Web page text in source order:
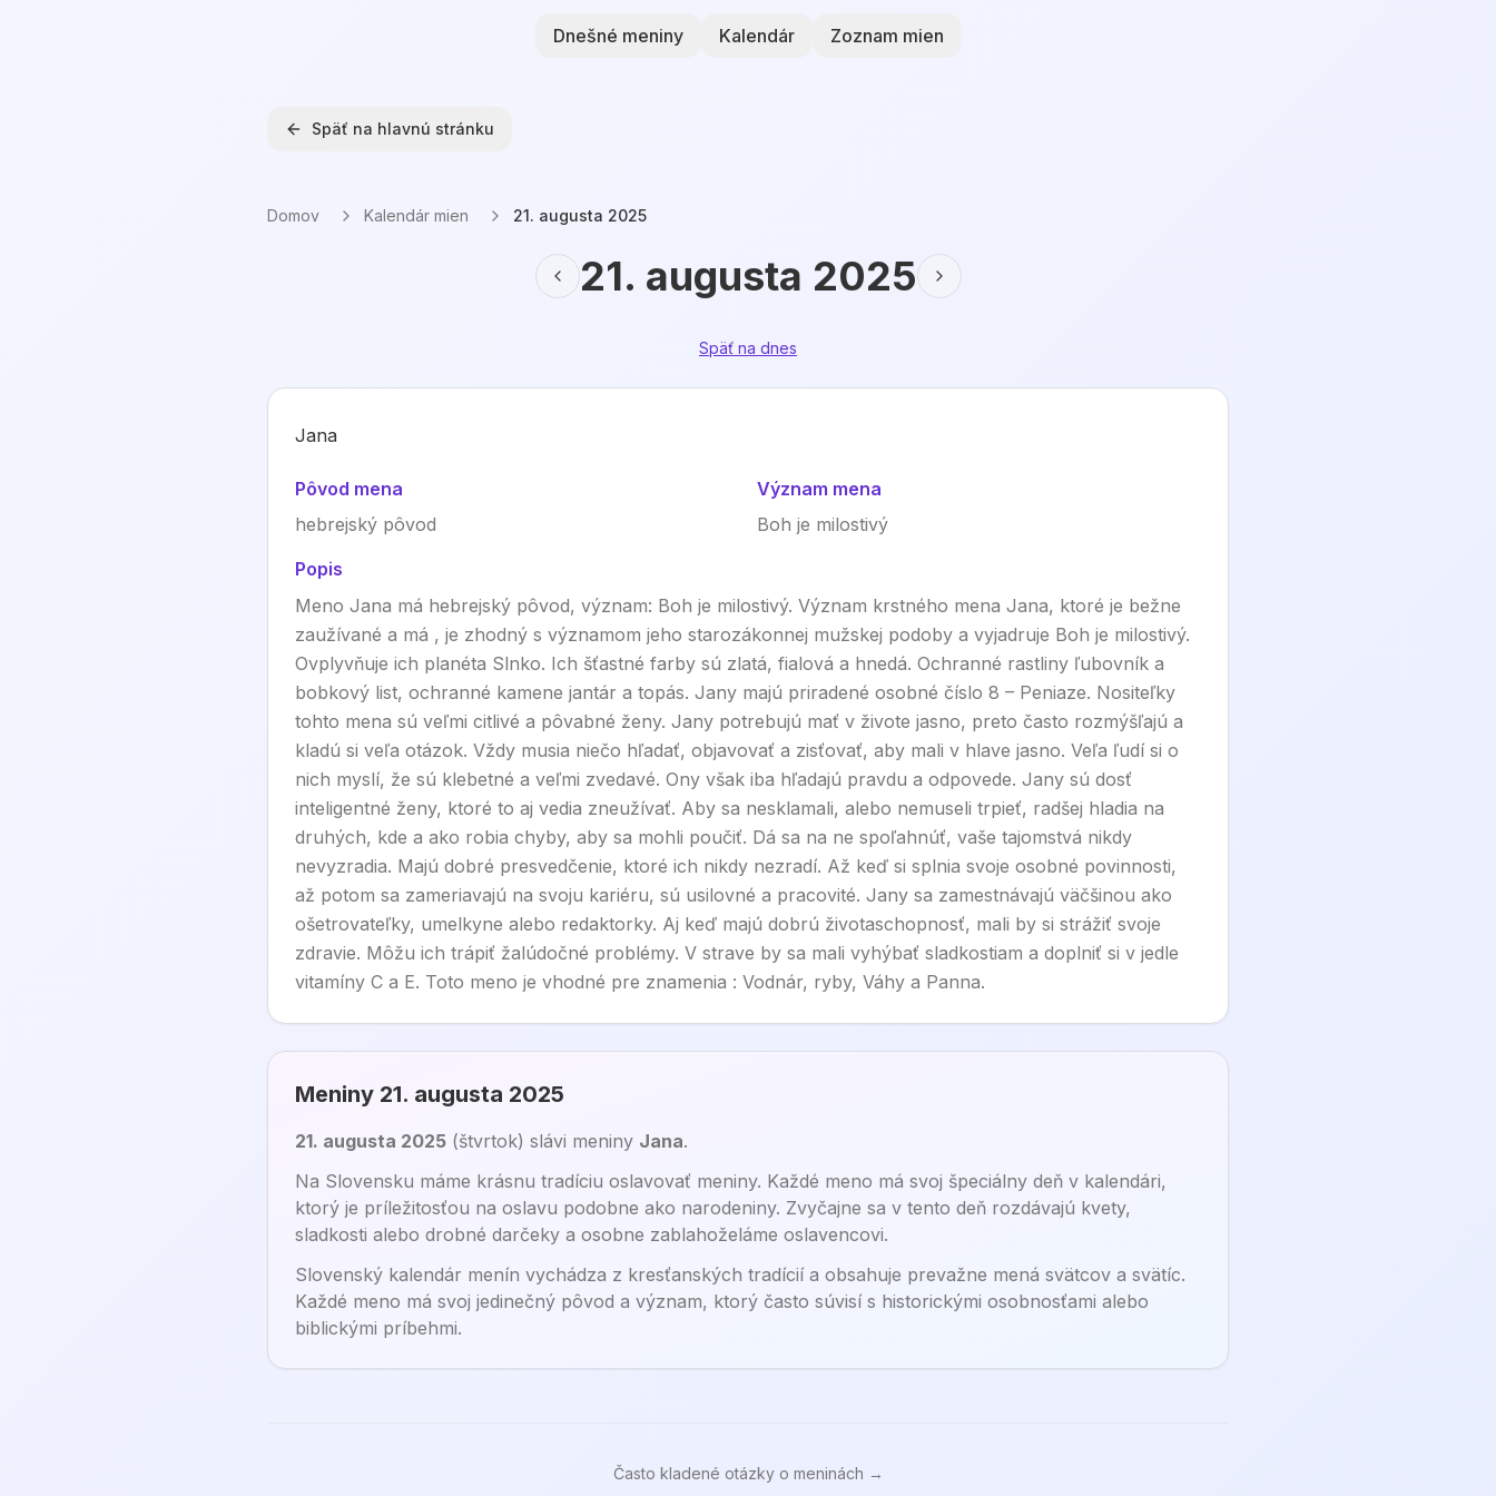
Dnešné meniny Kalendár Zoznam mien
Späť na hlavnú stránku
Domov Kalendár mien 21. augusta 2025
21. augusta 2025
Späť na dnes
Jana
Pôvod mena
hebrejský pôvod
Význam mena
Boh je milostivý
Popis
Meno Jana má hebrejský pôvod, význam: Boh je milostivý. Význam krstného mena Jana, ktoré je bežne
zaužívané a má , je zhodný s významom jeho starozákonnej mužskej podoby a vyjadruje Boh je milostivý.
Ovplyvňuje ich planéta Slnko. Ich šťastné farby sú zlatá, fialová a hnedá. Ochranné rastliny ľubovník a
bobkový list, ochranné kamene jantár a topás. Jany majú priradené osobné číslo 8 – Peniaze. Nositeľky
tohto mena sú veľmi citlivé a pôvabné ženy. Jany potrebujú mať v živote jasno, preto často rozmýšľajú a
kladú si veľa otázok. Vždy musia niečo hľadať, objavovať a zisťovať, aby mali v hlave jasno. Veľa ľudí si o
nich myslí, že sú klebetné a veľmi zvedavé. Ony však iba hľadajú pravdu a odpovede. Jany sú dosť
inteligentné ženy, ktoré to aj vedia zneužívať. Aby sa nesklamali, alebo nemuseli trpieť, radšej hladia na
druhých, kde a ako robia chyby, aby sa mohli poučiť. Dá sa na ne spoľahnúť, vaše tajomstvá nikdy
nevyzradia. Majú dobré presvedčenie, ktoré ich nikdy nezradí. Až keď si splnia svoje osobné povinnosti,
až potom sa zameriavajú na svoju kariéru, sú usilovné a pracovité. Jany sa zamestnávajú väčšinou ako
ošetrovateľky, umelkyne alebo redaktorky. Aj keď majú dobrú životaschopnosť, mali by si strážiť svoje
zdravie. Môžu ich trápiť žalúdočné problémy. V strave by sa mali vyhýbať sladkostiam a doplniť si v jedle
vitamíny C a E. Toto meno je vhodné pre znamenia : Vodnár, ryby, Váhy a Panna.
Meniny 21. augusta 2025
21. augusta 2025 (štvrtok) slávi meniny Jana.
Na Slovensku máme krásnu tradíciu oslavovať meniny. Každé meno má svoj špeciálny deň v kalendári,
ktorý je príležitosťou na oslavu podobne ako narodeniny. Zvyčajne sa v tento deň rozdávajú kvety,
sladkosti alebo drobné darčeky a osobne zablahoželáme oslavencovi.
Slovenský kalendár menín vychádza z kresťanských tradícií a obsahuje prevažne mená svätcov a svätíc.
Každé meno má svoj jedinečný pôvod a význam, ktorý často súvisí s historickými osobnosťami alebo
biblickými príbehmi.
Často kladené otázky o meninách →